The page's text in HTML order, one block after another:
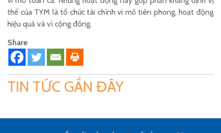
thế của TYM là tổ chức tài chính vi mô tiên phong, hoạt động
hiệu quả và vì cộng đồng.
Share
TIN TỨC GẦN ĐÂY